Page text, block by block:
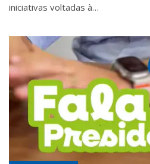
iniciativas voltadas à…